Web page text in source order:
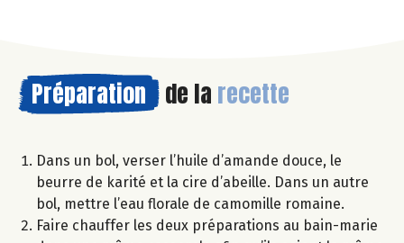
Préparation de la recette
Dans un bol, verser l’huile d’amande douce, le
beurre de karité et la cire d’abeille. Dans un autre
bol, mettre l’eau florale de camomille romaine.
Faire chauffer les deux préparations au bain-marie